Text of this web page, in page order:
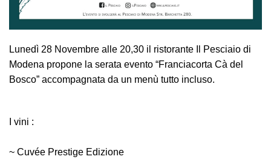
Lunedì 28 Novembre alle 20,30 il ristorante Il Pesciaio di
Modena propone la serata evento “Franciacorta Cà del
Bosco” accompagnata da un menù tutto incluso.
I vini :
~ Cuvée Prestige Edizione